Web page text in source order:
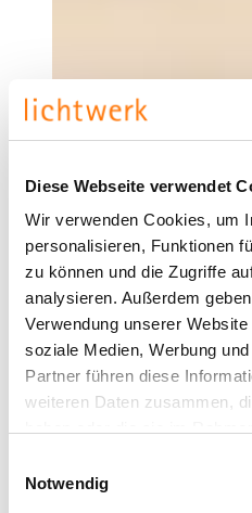
Diese Webseite verwendet
Wir verwenden Cookies, um
personalisieren, Funktionen
zu können und die Zugriffe
analysieren. Außerdem
Verwendung unserer
soziale Medien, Werbung
Partner führen diese
weiteren Daten zusammen,
Notwendig